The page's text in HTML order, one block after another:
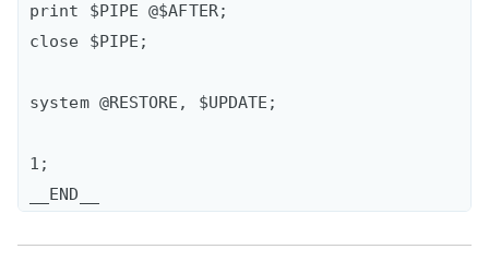
print $PIPE @$AFTER;
close $PIPE;
system @RESTORE, $UPDATE;
1;